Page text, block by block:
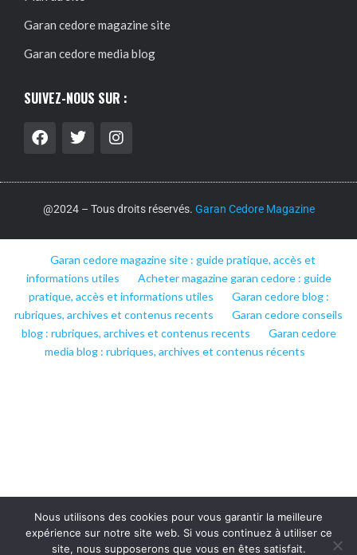
Garan cedore magazine site
Garan cedore media blog
SUIVEZ-NOUS SUR :
@2024 – Tous droits réservés. Garan Cedore Magazine
Garan cedore magazine site : guide pratique, accès et
informations utiles
Acheter magazine garan cedore : guide
pratique, accès et informations utiles
Garan cedore blog :
rubriques, archives et contenus recents
Garan cedore conseils
blog : rubriques, archives et contenus recents
Garan cedore
media blog : rubriques, archives et contenus récents
Nous utilisons des cookies pour vous garantir la meilleure
expérience sur notre site web. Si vous continuez à utiliser ce
site, nous supposerons que vous en êtes satisfait.